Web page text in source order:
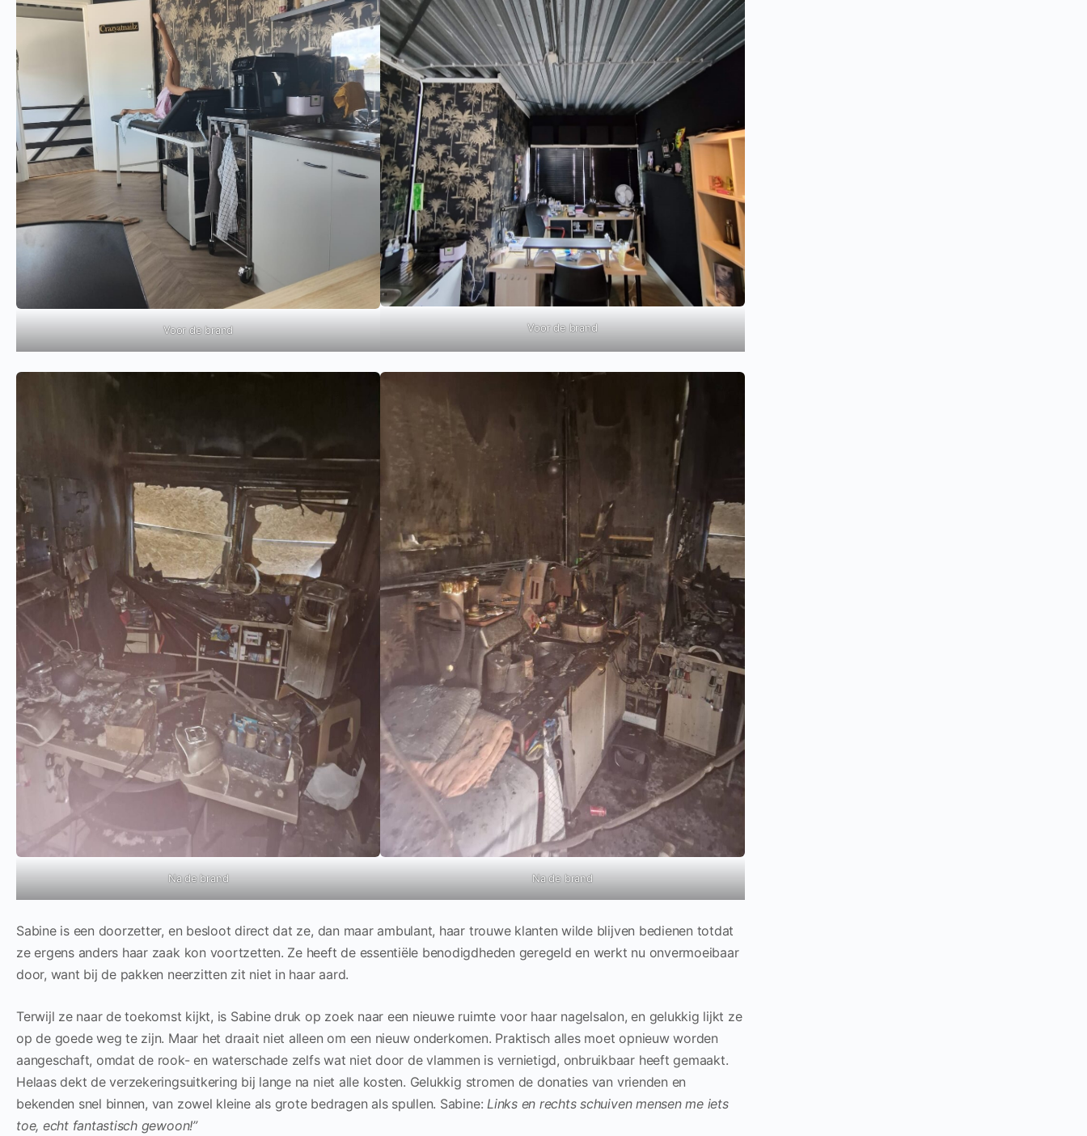
Voor de brand Voor de brand
Na de brand Na de brand
Sabine is een doorzetter, en besloot direct dat ze, dan maar ambulant, haar trouwe klanten wilde blijven bedienen totdat
ze ergens anders haar zaak kon voortzetten. Ze heeft de essentiële benodigdheden geregeld en werkt nu onvermoeibaar
door, want bij de pakken neerzitten zit niet in haar aard.
Terwijl ze naar de toekomst kijkt, is Sabine druk op zoek naar een nieuwe ruimte voor haar nagelsalon, en gelukkig lijkt ze
op de goede weg te zijn. Maar het draait niet alleen om een nieuw onderkomen. Praktisch alles moet opnieuw worden
aangeschaft, omdat de rook- en waterschade zelfs wat niet door de vlammen is vernietigd, onbruikbaar heeft gemaakt.
Helaas dekt de verzekeringsuitkering bij lange na niet alle kosten. Gelukkig stromen de donaties van vrienden en
bekenden snel binnen, van zowel kleine als grote bedragen als spullen. Sabine:Links en rechts schuiven mensen me iets
toe, echt fantastisch gewoon!”